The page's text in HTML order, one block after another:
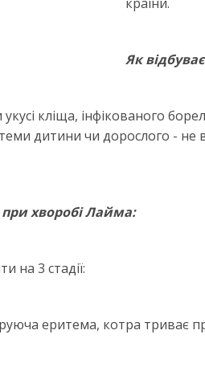
Як
кліща, інфікованого
дитини чи дорослого - не
при хворобі Лайма:
на 3 стадії:
еритема, котра триває